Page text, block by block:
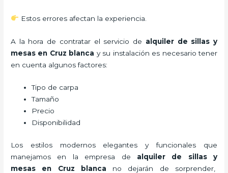
Estos errores afectan la experiencia.
A la hora de contratar el servicio de alquiler de sillas y
mesas en Cruz blanca y su instalación es necesario tener
en cuenta algunos factores:
Tipo de carpa
Tamaño
Precio
Disponibilidad
Los estilos modernos elegantes y funcionales que
manejamos en la empresa de alquiler de sillas y
mesas
en Cruz blanca no dejarán de sorprender,